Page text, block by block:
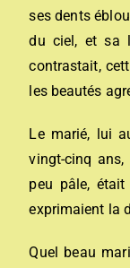
ses dents
du ciel, et sa
contrastait,
les beautés
Le marié, lui
vingt-cinq
peu pâle,
exprimaient la
Quel beau